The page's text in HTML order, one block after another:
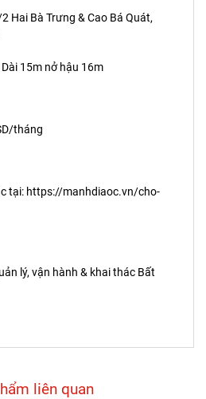
Hai Bà Trưng & Cao Bá Quát,
15m nở hậu 16m
tháng
tại: https://manhdiaoc.vn/cho-
lý, vận hành & khai thác Bất
liên quan